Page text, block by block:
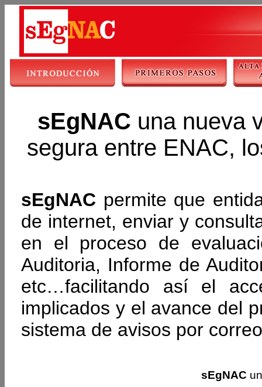
sEgNAC una nueva
segura entre ENAC,
sEgNAC permite que
de internet, enviar y
en el proceso de
Auditoria, Informe de
etc…facilitando así el
implicados y el avance del
sistema de avisos por
sEgNAC